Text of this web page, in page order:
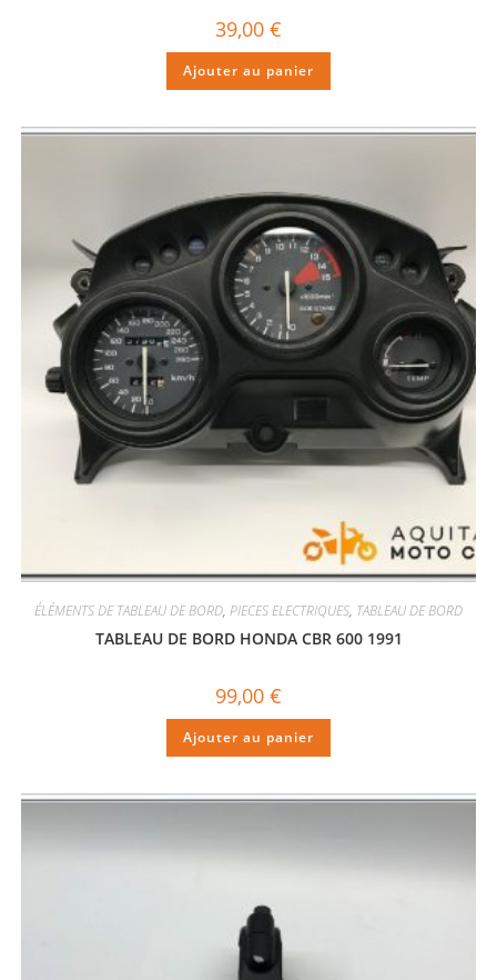
39,00 €
Ajouter au panier
ÉLÉMENTS DE TABLEAU DE BORD, PIECES ELECTRIQUES, TABLEAU DE BORD
TABLEAU DE BORD HONDA CBR 600 1991
99,00 €
Ajouter au panier